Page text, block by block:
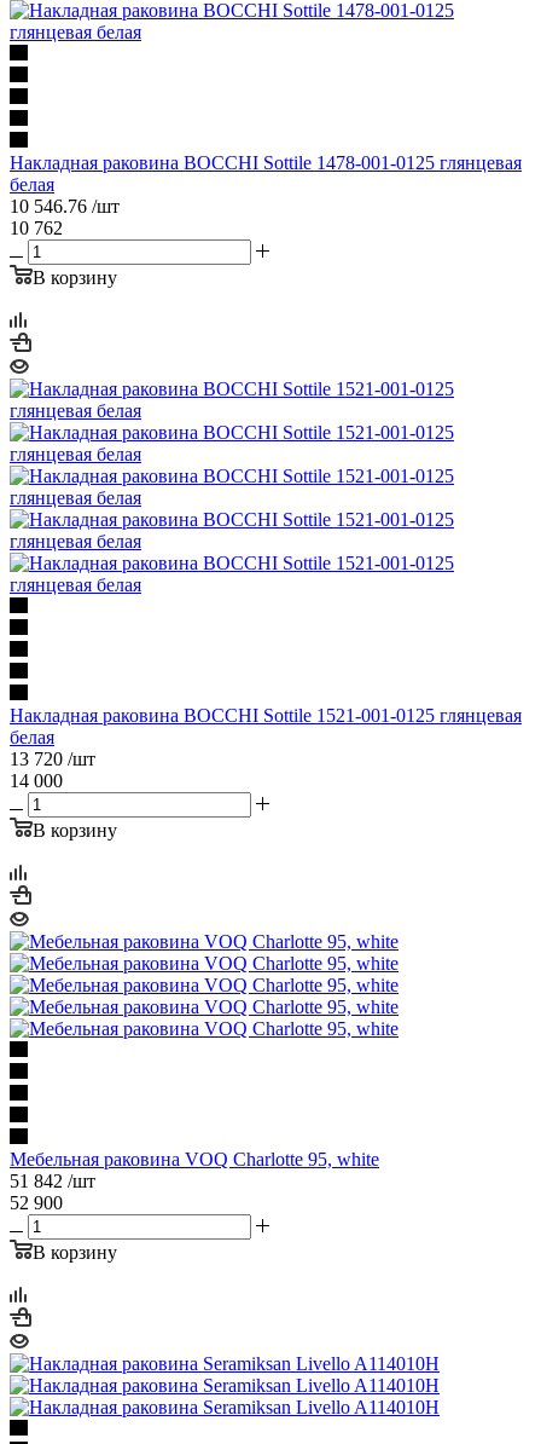
Накладная раковина BOCCHI Sottile 1478-001-0125 глянцевая
белая
10 546.76 /шт
10 762
В корзину
Накладная раковина BOCCHI Sottile 1521-001-0125 глянцевая
белая
13 720 /шт
14 000
В корзину
Мебельная раковина VOQ Charlotte 95, white
51 842 /шт
52 900
В корзину